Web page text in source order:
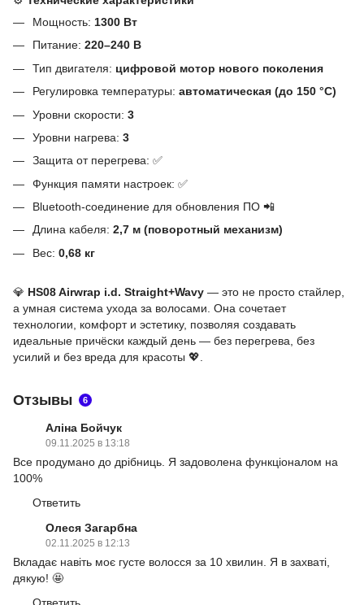
Мощность: 1300 Вт
Питание: 220–240 В
Тип двигателя: цифровой мотор нового поколения
Регулировка температуры: автоматическая (до 150 °C)
Уровни скорости: 3
Уровни нагрева: 3
Защита от перегрева: ✅
Функция памяти настроек: ✅
Bluetooth-соединение для обновления ПО 📲
Длина кабеля: 2,7 м (поворотный механизм)
Вес: 0,68 кг
💎 HS08 Airwrap i.d. Straight+Wavy — это не просто стайлер,
а умная система ухода за волосами. Она сочетает
технологии, комфорт и эстетику, позволяя создавать
идеальные причёски каждый день — без перегрева, без
усилий и без вреда для красоты 💖.
Отзывы 6
Аліна Бойчук
09.11.2025 в 13:18
Все продумано до дрібниць. Я задоволена функціоналом на
100%
Ответить
Олеся Загарбна
02.11.2025 в 12:13
Вкладає навіть моє густе волосся за 10 хвилин. Я в захваті,
дякую! 🤩